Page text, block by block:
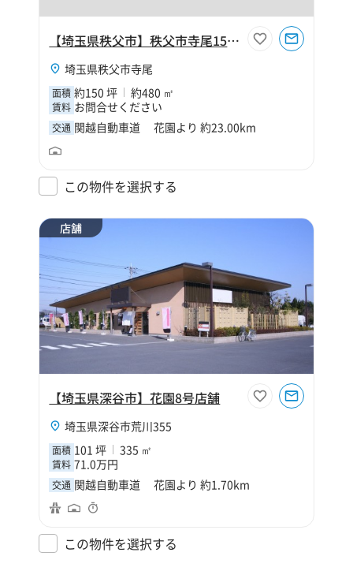
【埼玉県秩父市】秩父市寺尾150坪倉庫
埼玉県秩父市寺尾
面積 約150 坪 約480 ㎡
賃料 お問合せください
交通 関越自動車道 花園より 約23.00km
この物件を選択する
店舗
【埼玉県深谷市】花園8号店舗
埼玉県深谷市荒川355
面積 101 坪 335 ㎡
賃料 71.0万円
交通 関越自動車道 花園より 約1.70km
この物件を選択する